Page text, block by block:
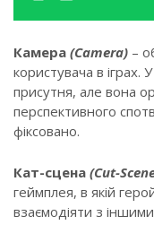
Камера (Camera) –
користувача в іграх.
присутня, але вона
перспективного
фіксовано.
Кат-сцена (Cut-
геймплея, в якій
взаємодіяти з